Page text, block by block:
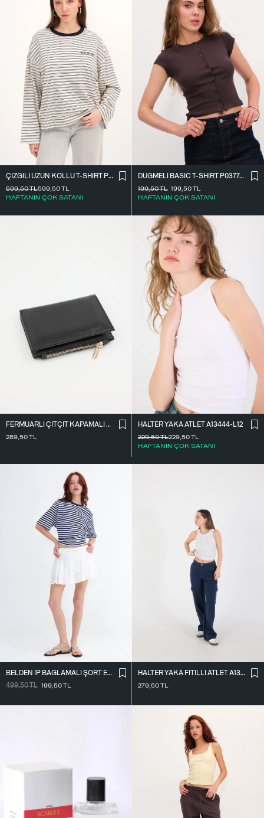
ÇIZGILI UZUN KOLLU T-SHIRT P10522
599,50TL
HAFTANIN ÇOK SATANI
599,50TL
DÜĞMELI BASIC T-SHIRT P0377-K12
199,50TL
HAFTANIN ÇOK SATANI
199,50TL
FERMUARLI ÇITÇIT KAPAMALI CÜZDAN CZDN118-F6
289,50TL
HALTER YAKA ATLET A13444-L12
229,50TL
HAFTANIN ÇOK SATANI
229,50TL
BELDEN İ̇P BAĞLAMALI ŞORT ETEK Ş16072-L7
499,50TL 199,50TL
HALTER YAKA FITILLI ATLET A13294-L7
279,50TL